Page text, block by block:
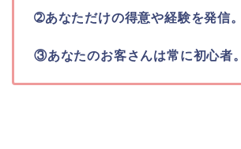
➁あなただけの得意や経験を発信。
③あなたのお客さんは常に初心者。